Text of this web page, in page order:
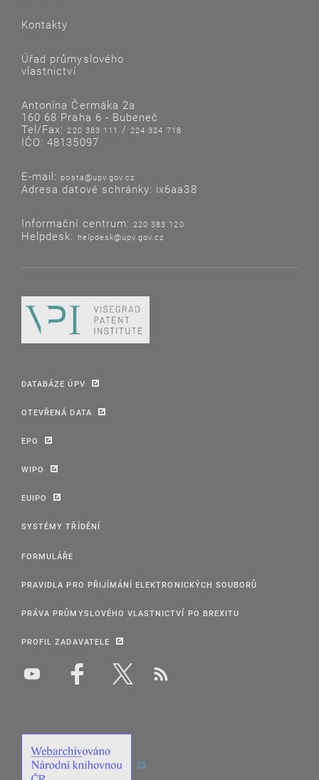
Kontakty
Úřad průmyslového
vlastnictví
Antonína Čermáka 2a
160 68 Praha 6 - Bubeneč
Tel/Fax:220 383 111 /224 324 718
IČO: 48135097
E-mail: posta@upv.gov.cz
Adresa datové schránky: ix6aa38
Informační centrum: 220 383 120
Helpdesk: helpdesk@upv.gov.cz
DATABÁZE ÚPV
OTEVŘENÁ DATA
EPO
WIPO
EUIPO
SYSTÉMY TŘÍDĚNÍ
FORMULÁŘE
PRAVIDLA PRO PŘIJÍMÁNÍ ELEKTRONICKÝCH SOUBORŮ
PRÁVA PRŮMYSLOVÉHO VLASTNICTVÍ PO BREXITU
PROFIL ZADAVATELE